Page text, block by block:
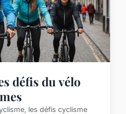
défis du vélo
les défis cyclisme